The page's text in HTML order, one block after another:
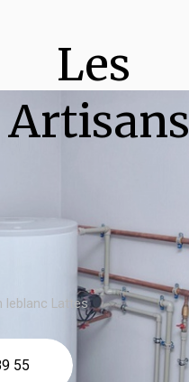
Les
Artisans
leblanc Lattes
55